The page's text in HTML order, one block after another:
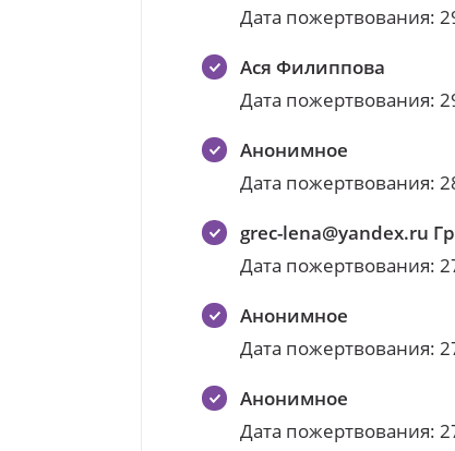
Дата пожертвования:
Ася Филиппова
Дата пожертвования:
Анонимное
Дата пожертвования:
grec-lena@yandex.ru
Дата пожертвования:
Анонимное
Дата пожертвования:
Анонимное
Дата пожертвования: